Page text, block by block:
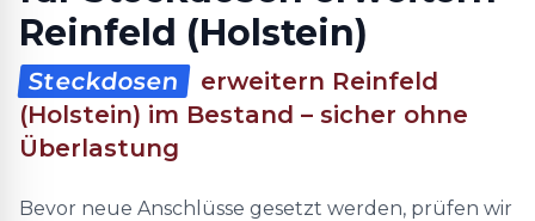
Reinfeld (Holstein)
Steckdosen
erweitern Reinfeld
(Holstein) im Bestand – sicher ohne
Überlastung
Bevor neue Anschlüsse gesetzt werden, prüfen wir